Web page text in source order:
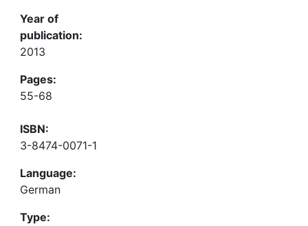
Year of
publication:
2013
Pages:
55-68
ISBN:
3-8474-0071-1
Language:
German
Type: